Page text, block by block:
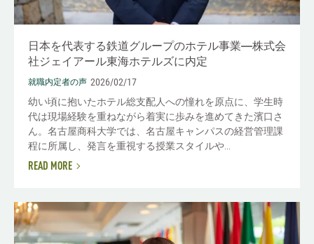
日本を代表する鉄道グループのホテル事業―株式会
社ジェイアール東海ホテルズに内定
就職内定者の声 2026/02/17
幼い頃に抱いたホテル総支配人への憧れを原点に、学生時
代は現場経験を重ねながら着実に歩みを進めてきた濱口さ
ん。名古屋商科大学では、名古屋キャンパスの経営管理課
程に所属し、発言を重視する授業スタイルや...
READ MORE